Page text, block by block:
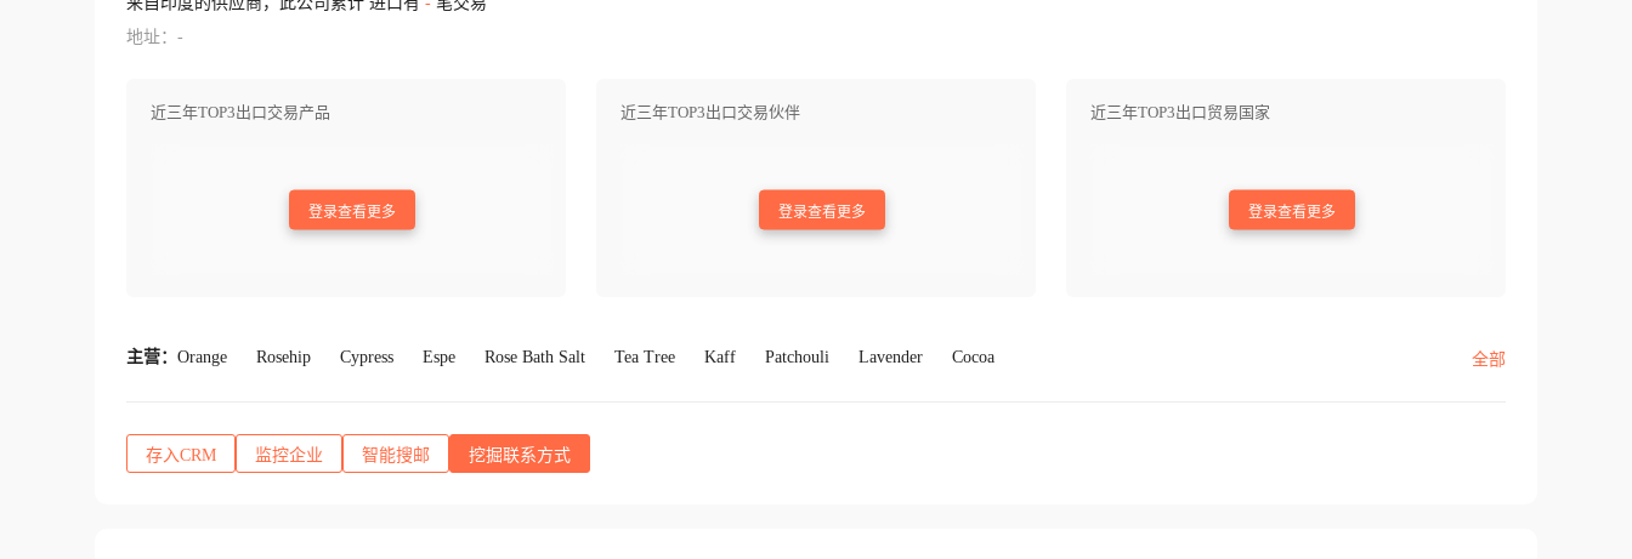
地址：-
近三年TOP3出口交易产品
登录查看更多
近三年TOP3出口交易伙伴
登录查看更多
近三年TOP3出口贸易国家
登录查看更多
主营： Orange Rosehip Cypress Espe Rose Bath Salt Tea Tree Kaff Patchouli Lavender Cocoa 全部
存入CRM 监控企业 智能搜邮 挖掘联系方式